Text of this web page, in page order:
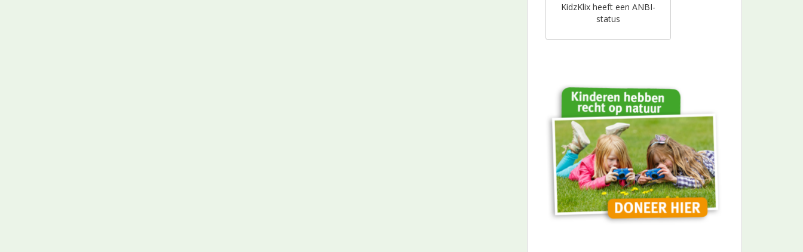
KidzKlix heeft een ANBI-
status